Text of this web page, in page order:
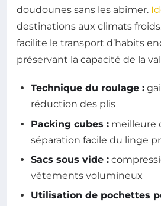
doudounes sans les abîmer.
destinations aux climats
facilite le transport d’habits
préservant la capacité de la
Technique du roulage :
réduction des plis
Packing cubes : meilleure
séparation facile du linge
Sacs sous vide :
vêtements volumineux
Utilisation de pochettes